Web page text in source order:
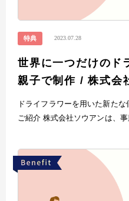
特典 2023.07.28
世界に一つだけのド
親子で制作 / 株式会
ドライフラワーを用いた新た
ご紹介 株式会社ソウアンは